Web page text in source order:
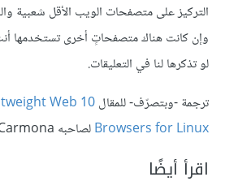
التركيز على متصفحات الويب الأقل شعبية
وإن كانت هناك متصفحاتٍ أخرى تستخدمها
لو تذكرها لنا في التعليقات.
ترجمة -وبتصرّف- للمقال
Web
Browsers for Linuxلصاحبه Marco Antonio Carmona.
اقرأ أيضًا